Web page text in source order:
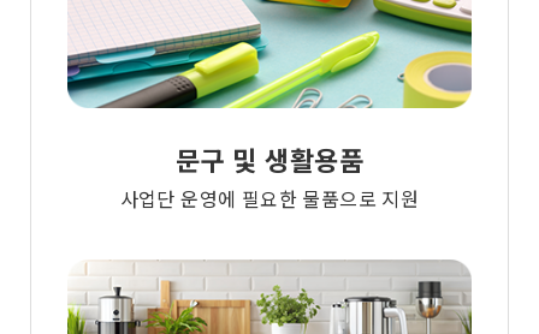
문구 및 생활용품
사업단 운영에 필요한 물품으로 지원